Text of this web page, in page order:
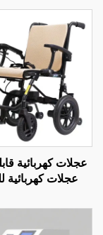
عجلات كهربائية
عجلات كهربائية
محركات قوية